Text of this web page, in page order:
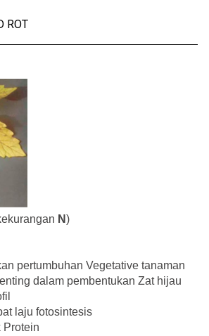
ROT
N)
pertumbuhan Vegetative tanaman
dalam pembentukan Zat hijau
laju fotosintesis
Protein